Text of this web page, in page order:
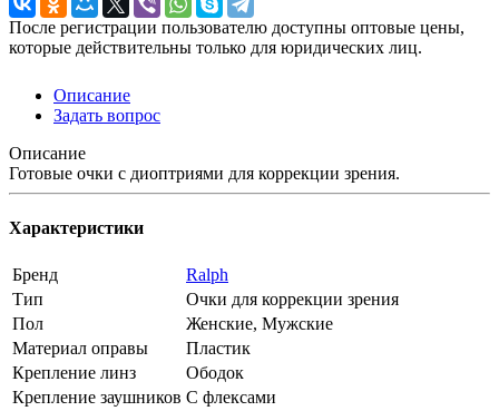
После регистрации пользователю доступны оптовые цены,
которые действительны только для юридических лиц.
Описание
Задать вопрос
Описание
Готовые очки с диоптриями для коррекции зрения.
Характеристики
Бренд
Ralph
Тип
Очки для коррекции зрения
Пол
Женские, Мужские
Материал оправы
Пластик
Крепление линз
Ободок
Крепление заушников С флексами